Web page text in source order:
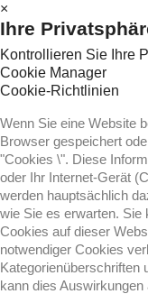
×
Ihre
Kontrollieren Sie Ihre
Cookie Manager
Cookie-Richtlinien
Wenn Sie eine Website
Browser gespeichert
"Cookies \". Diese
oder Ihr Internet-Gerät
werden hauptsächlich
wie Sie es erwarten. Sie
Cookies auf dieser
notwendiger Cookies
Kategorienüberschriften
kann dies